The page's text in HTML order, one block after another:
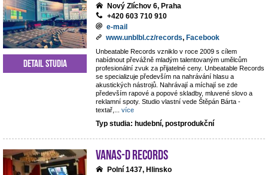
Nový Zlíchov 6, Praha
+420 603 710 910
e-mail
www.unblbl.cz/records, Facebook
Unbeatable Records vzniklo v roce 2009 s cílem
nabídnout převážně mladým talentovaným umělcům
profesionální zvuk za přijatelné ceny. Unbeatable Records
se specializuje především na nahrávání hlasu a
akustických nástrojů. Nahrávají a míchají se zde
především rapové a popové skladby, mluvené slovo a
reklamní spoty. Studio vlastní vede Štěpán Bárta -
textař,
více
Typ studia: hudební, postprodukční
Detail studia
VANAS-D Records
Polní 1437, Hlinsko